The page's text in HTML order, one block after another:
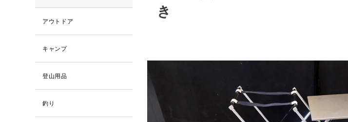
き
アウトドア
キャンプ
登山用品
釣り